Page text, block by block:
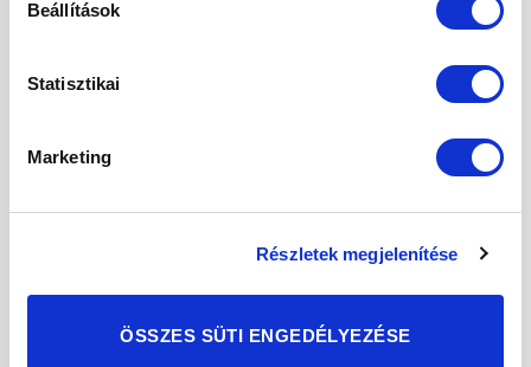
Beállítások
Statisztikai
Marketing
Részletek megjelenítése
ÖSSZES SÜTI ENGEDÉLYEZÉSE
A fudge egy amerikai édesség, a vajkaramella